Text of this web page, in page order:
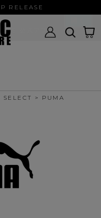
RELEASE
SELECT PUMA
公式アプリ -